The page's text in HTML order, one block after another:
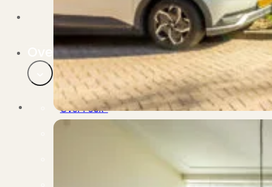
Over PUUR*
Over PUUR*
Wie zijn wij?